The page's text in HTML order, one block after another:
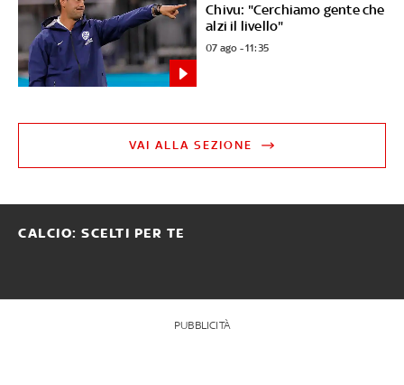
Chivu: "Cerchiamo gente che
alzi il livello"
07 ago - 11:35
VAI ALLA SEZIONE
CALCIO: SCELTI PER TE
PUBBLICITÀ